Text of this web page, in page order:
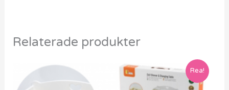
Relaterade produkter
Rea!